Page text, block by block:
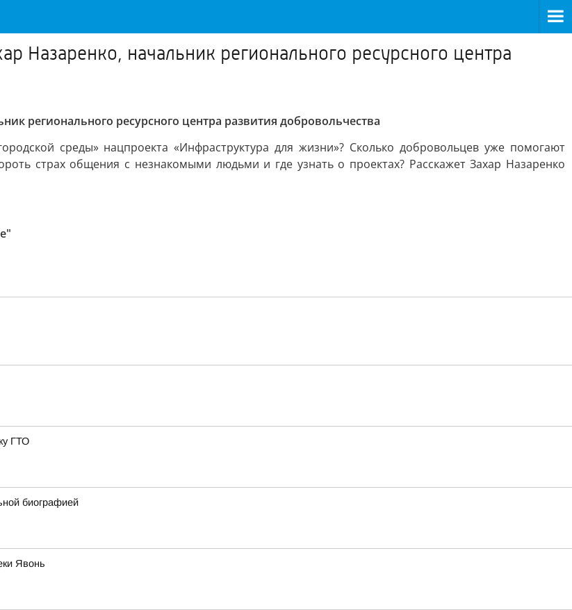
Назаренко, начальник регионального ресурсного центра
регионального ресурсного центра развития добровольчества
среды» нацпроекта «Инфраструктура для жизни»? Сколько добровольцев уже помогают
страх общения с незнакомыми людьми и где узнать о проектах? Расскажет Захар Назаренко
ГТО
биографией
Явонь